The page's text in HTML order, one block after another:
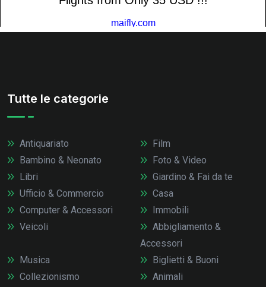
Tutte le categorie
Antiquariato
Bambino & Neonato
Libri
Ufficio & Commercio
Computer & Accessori
Veicoli
Film
Foto & Video
Giardino & Fai da te
Casa
Immobili
Abbigliamento &
Accessori
Musica
Collezionismo
Biglietti & Buoni
Animali